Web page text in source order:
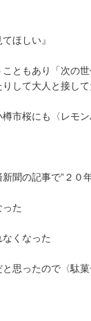
ほしい』
ともあり「次の
して大人と接し
市桜にも〈レモ
聞の記事で”２
た
くなった
と思ったので〈駄